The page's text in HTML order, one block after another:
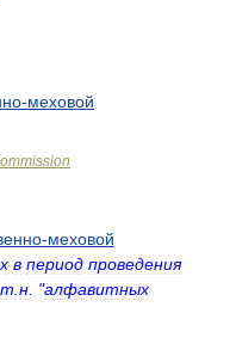
-меховой
-меховой
в период проведения
т н . "алфавитных